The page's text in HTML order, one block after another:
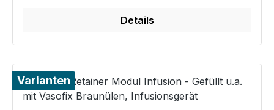
Details
Varianten